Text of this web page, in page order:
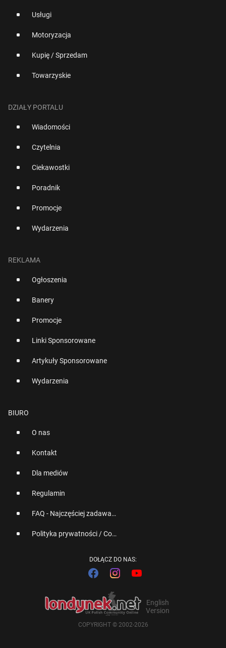
Usługi
Motoryzacja
Kupię / Sprzedam
Towarzyskie
DZIAŁY PORTALU
Wiadomości
Czytelnia
Ciekawostki
Poradnik
Promocje
Wydarzenia
REKLAMA
Ogłoszenia
Banery
Promocje
Linki Sponsorowane
Artykuły Sponsorowane
Wydarzenia
BIURO
O nas
Kontakt
Dla mediów
Regulamin
FAQ - Najczęściej zadawane pytania
Polityka prywatności / Cookies
DOŁĄCZ DO NAS:
English
Version
COPYRIGHT © 2002-2026